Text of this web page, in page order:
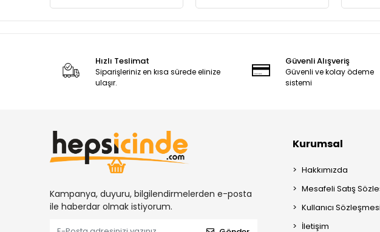
Hızlı Teslimat
Siparişleriniz en kısa sürede elinize
ulaşır.
Güvenli Alışveriş
Güvenli ve kolay ödeme
sistemi
Kampanya, duyuru, bilgilendirmelerden e-posta
ile haberdar olmak istiyorum.
Kurumsal
Hakkımızda
Mesafeli Satış
Kullanıcı Sözleşmesi
İletişim